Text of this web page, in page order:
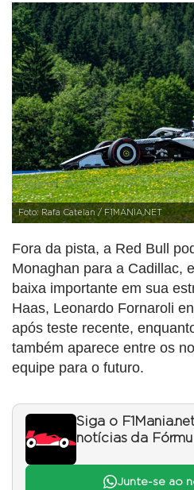
Foto: Rafa Catelan / F1MANIA.NET
Fora da pista, a Red Bull
Monaghan para a Cadillac,
baixa importante em sua
Haas, Leonardo Fornaroli
após teste recente,
também aparece entre os
equipe para o futuro.
Siga o
notícias da
Junte-se ao